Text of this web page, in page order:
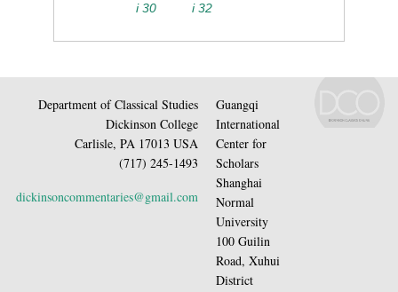
i 30 i 32
Department of Classical Studies
Dickinson College
Carlisle, PA 17013 USA
(717) 245-1493
dickinsoncommentaries@gmail.com
Guangqi
International
Center for
Scholars
Shanghai
Normal
University
100 Guilin
Road, Xuhui
District